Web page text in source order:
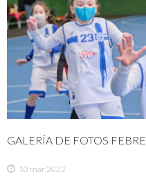
GALERÍA DE FOTOS
10 mar 2022